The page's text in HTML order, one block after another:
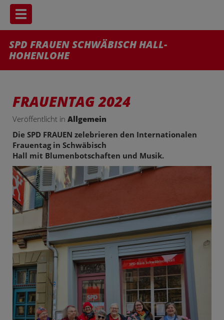
Toggle navigation
SPD FRAUEN SCHWÄBISCH HALL-
HOHENLOHE
FRAUENTAG 2024
Veröffentlicht in Allgemein
Die SPD FRAUEN zelebrieren den Internationalen
Frauentag in Schwäbisch
Hall mit Blumenbotschaften und Musik.